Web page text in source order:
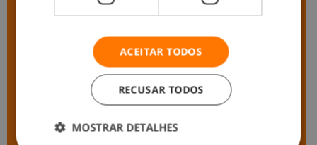
ACEITAR TODOS
RECUSAR TODOS
MOSTRAR DETALHES